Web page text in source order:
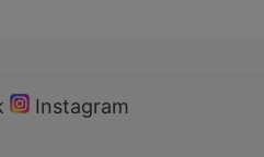
Instagram